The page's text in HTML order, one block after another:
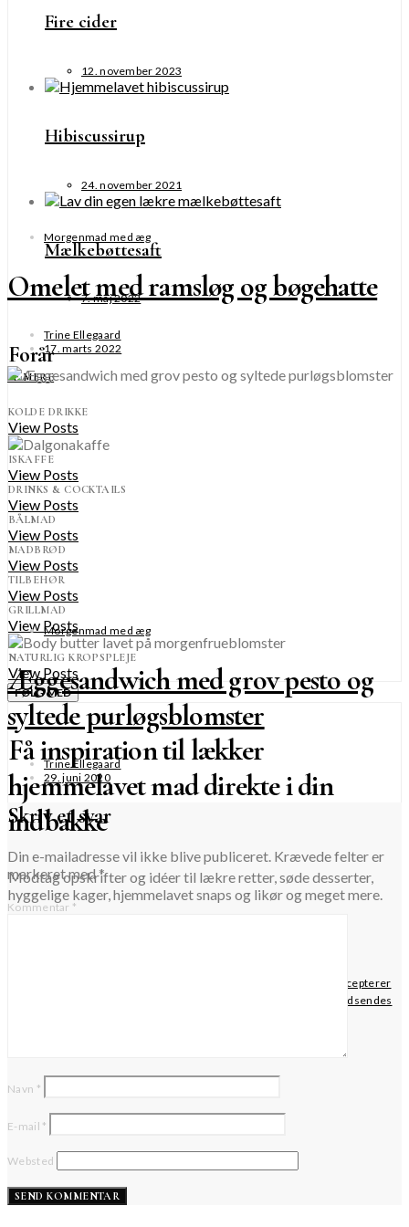
Fire cider
12. november 2023
Hibiscussirup
24. november 2021
Mælkebøttesaft
7. maj 2022
Forår
KOLDE DRIKKE
View Posts
ISKAFFE
View Posts
DRINKS & COCKTAILS
View Posts
BÅLMAD
View Posts
MADBRØD
View Posts
TILBEHØR
View Posts
GRILLMAD
View Posts
NATURLIG KROPSPLEJE
View Posts
FØLG MED
Få inspiration til lækker
hjemmelavet mad direkte i din
indbakke
Modtag opskrifter og idéer til lækre retter, søde desserter,
hyggelige kager, hjemmelavet snaps og likør og meget mere.
Når du krydser af i dette felt, bekræfter du, at du har læst og accepterer
websitets privatlivspolitik vedrørende opbevaring af de data, der indsendes
Morgenmad med æg
Omelet med ramsløg og bøgehatte
Trine Ellegaard
17. marts 2022
SE MERE
Morgenmad med æg
Æggesandwich med grov pesto og
syltede purløgsblomster
Trine Ellegaard
29. juni 2020
Skriv et svar
Din e-mailadresse vil ikke blive publiceret. Krævede felter er
markeret med*
Kommentar *
Navn *
E-mail *
Websted